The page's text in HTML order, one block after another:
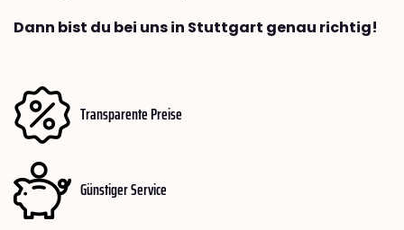
Dann bist du bei uns in Stuttgart genau richtig!
Transparente Preise
Günstiger Service